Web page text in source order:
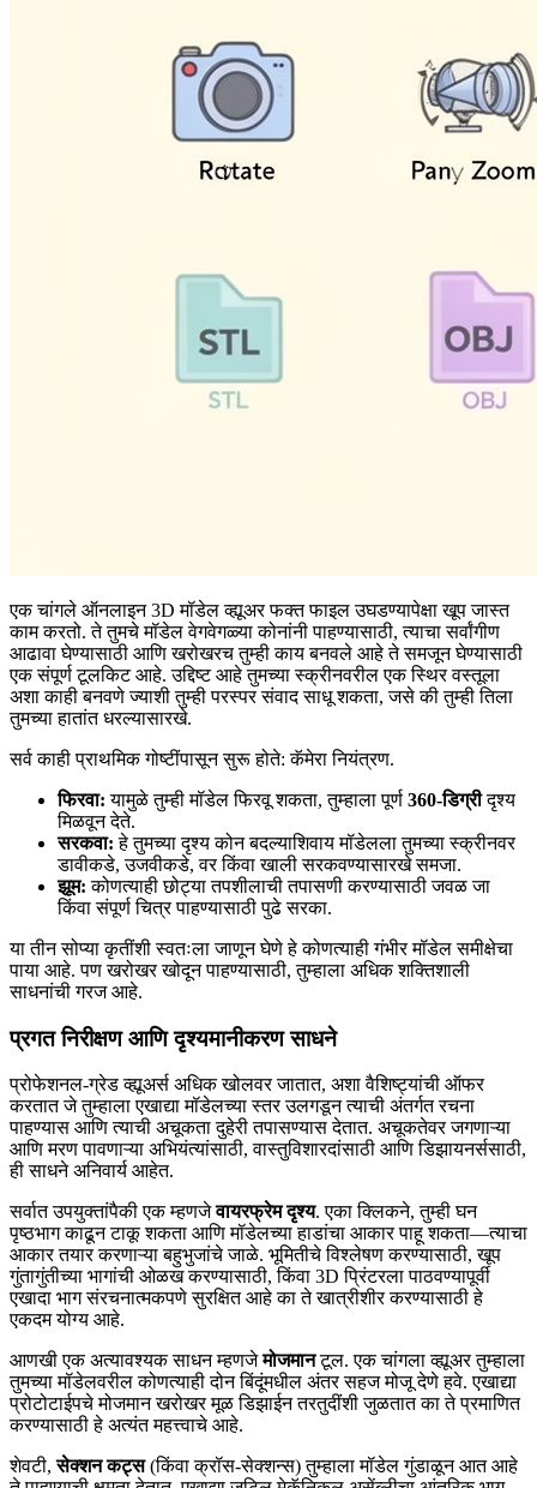
एक चांगले ऑनलाइन 3D मॉडेल व्ह्यूअर फक्त फाइल उघडण्यापेक्षा खूप जास्त
काम करतो. ते तुमचे मॉडेल वेगवेगळ्या कोनांनी पाहण्यासाठी, त्याचा सर्वांगीण
आढावा घेण्यासाठी आणि खरोखरच तुम्ही काय बनवले आहे ते समजून घेण्यासाठी
एक संपूर्ण टूलकिट आहे. उद्दिष्ट आहे तुमच्या स्क्रीनवरील एक स्थिर वस्तूला
अशा काही बनवणे ज्याशी तुम्ही परस्पर संवाद साधू शकता, जसे की तुम्ही तिला
तुमच्या हातांत धरल्यासारखे.
सर्व काही प्राथमिक गोष्टींपासून सुरू होते: कॅमेरा नियंत्रण.
फिरवा: यामुळे तुम्ही मॉडेल फिरवू शकता, तुम्हाला पूर्ण 360-डिग्रीदृश्य
मिळवून देते.
सरकवा: हे तुमच्या दृश्य कोन बदल्याशिवाय मॉडेलला तुमच्या स्क्रीनवर
डावीकडे, उजवीकडे, वर किंवा खाली सरकवण्यासारखे समजा.
झूम: कोणत्याही छोट्या तपशीलाची तपासणी करण्यासाठी जवळ जा
किंवा संपूर्ण चित्र पाहण्यासाठी पुढे सरका.
या तीन सोप्या कृतींशी स्वतःला जाणून घेणे हे कोणत्याही गंभीर मॉडेल समीक्षेचा
पाया आहे. पण खरोखर खोदून पाहण्यासाठी, तुम्हाला अधिक शक्तिशाली
साधनांची गरज आहे.
प्रगत निरीक्षण आणि दृश्यमानीकरण साधने
प्रोफेशनल-ग्रेड व्ह्यूअर्स अधिक खोलवर जातात, अशा वैशिष्ट्यांची ऑफर
करतात जे तुम्हाला एखाद्या मॉडेलच्या स्तर उलगडून त्याची अंतर्गत रचना
पाहण्यास आणि त्याची अचूकता दुहेरी तपासण्यास देतात. अचूकतेवर जगणाऱ्या
आणि मरण पावणाऱ्या अभियंत्यांसाठी, वास्तुविशारदांसाठी आणि डिझायनर्ससाठी,
ही साधने अनिवार्य आहेत.
सर्वात उपयुक्तांपैकी एक म्हणजेवायरफ्रेम दृश्य. एका क्लिकने, तुम्ही घन
पृष्ठभाग काढून टाकू शकता आणि मॉडेलच्या हाडांचा आकार पाहू शकता—त्याचा
आकार तयार करणाऱ्या बहुभुजांचे जाळे. भूमितीचे विश्लेषण करण्यासाठी, खूप
गुंतागुंतीच्या भागांची ओळख करण्यासाठी, किंवा 3D प्रिंटरला पाठवण्यापूर्वी
एखादा भाग संरचनात्मकपणे सुरक्षित आहे का ते खात्रीशीर करण्यासाठी हे
एकदम योग्य आहे.
आणखी एक अत्यावश्यक साधन म्हणजेमोजमानटूल. एक चांगला व्ह्यूअर तुम्हाला
तुमच्या मॉडेलवरील कोणत्याही दोन बिंदूंमधील अंतर सहज मोजू देणे हवे. एखाद्या
प्रोटोटाईपचे मोजमान खरोखर मूळ डिझाईन तरतुदींशी जुळतात का ते प्रमाणित
करण्यासाठी हे अत्यंत महत्त्वाचे आहे.
शेवटी,सेक्शन कट्स(किंवा क्रॉस-सेक्शन्स) तुम्हाला मॉडेल गुंडाळून आत आहे